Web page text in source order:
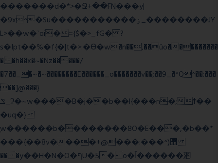
�������d�*>�Ջ+��FN���y|
�9x^�Su�����������ۏ_��������JY
L>��w�ˋoi�={$�>_fG� ?
s�Ipt��%�f{�|t�>:�ϴ�w�n��,��ûo���������
��h��x�~�Nz�����/
�7��_�~�~��������E������_o�������v��;��9_�^Q^��:���
��]@���}
ݏ_ʡ�~w����B�j��b��l{���n�;Ϯ��
�uq�}
ֲw������b��������8O�E���,�b��*
���{��8v����+@���:���^)޾
���y��H�N�O�ףU�5� o�Ȉ������廻